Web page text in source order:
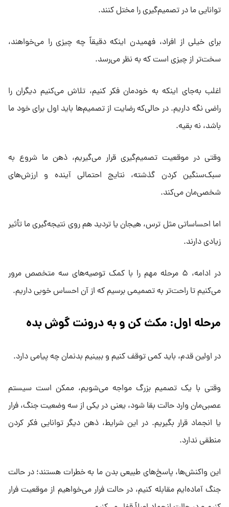
توانایی ما در تصمیم‌گیری را مختل کنند.
برای خیلی از افراد، فهمیدن اینکه دقیقاً چه چیزی را می‌خواهند،
سخت‌تر از چیزی است که به نظر می‌رسد.
اغلب به‌جای اینکه به خودمان فکر کنیم، تلاش می‌کنیم دیگران را
راضی نگه داریم. در حالی‌که رضایت از تصمیم‌ها باید اول برای خود ما
باشد، نه بقیه.
وقتی در موقعیت تصمیم‌گیری قرار می‌گیریم، ذهن ما شروع به
سبک‌سنگین کردن گذشته، نتایج احتمالی آینده و ارزش‌های
شخصی‌مان می‌کند.
اما احساساتی مثل ترس، هیجان یا تردید هم روی نتیجه‌گیری ما تأثیر
زیادی دارند.
در ادامه، ۵ مرحله مهم را با کمک توصیه‌های سه متخصص مرور
می‌کنیم تا راحت‌تر به تصمیمی برسیم که از آن احساس خوبی داریم.
مرحله اول: مکث کن و به درونت گوش بده
در اولین قدم، باید کمی توقف کنیم و ببینیم بدنمان چه پیامی دارد.
وقتی با یک تصمیم بزرگ مواجه می‌شویم، ممکن است سیستم
عصبی‌مان وارد حالت بقا شود، یعنی در یکی از سه وضعیت جنگ، فرار
یا انجماد قرار بگیریم. در این شرایط، ذهن دیگر توانایی فکر کردن
منطقی ندارد.
این واکنش‌ها، پاسخ‌های طبیعی بدن ما به خطرات هستند؛ در حالت
جنگ آماده‌ایم مقابله کنیم، در حالت فرار می‌خواهیم از موقعیت فرار